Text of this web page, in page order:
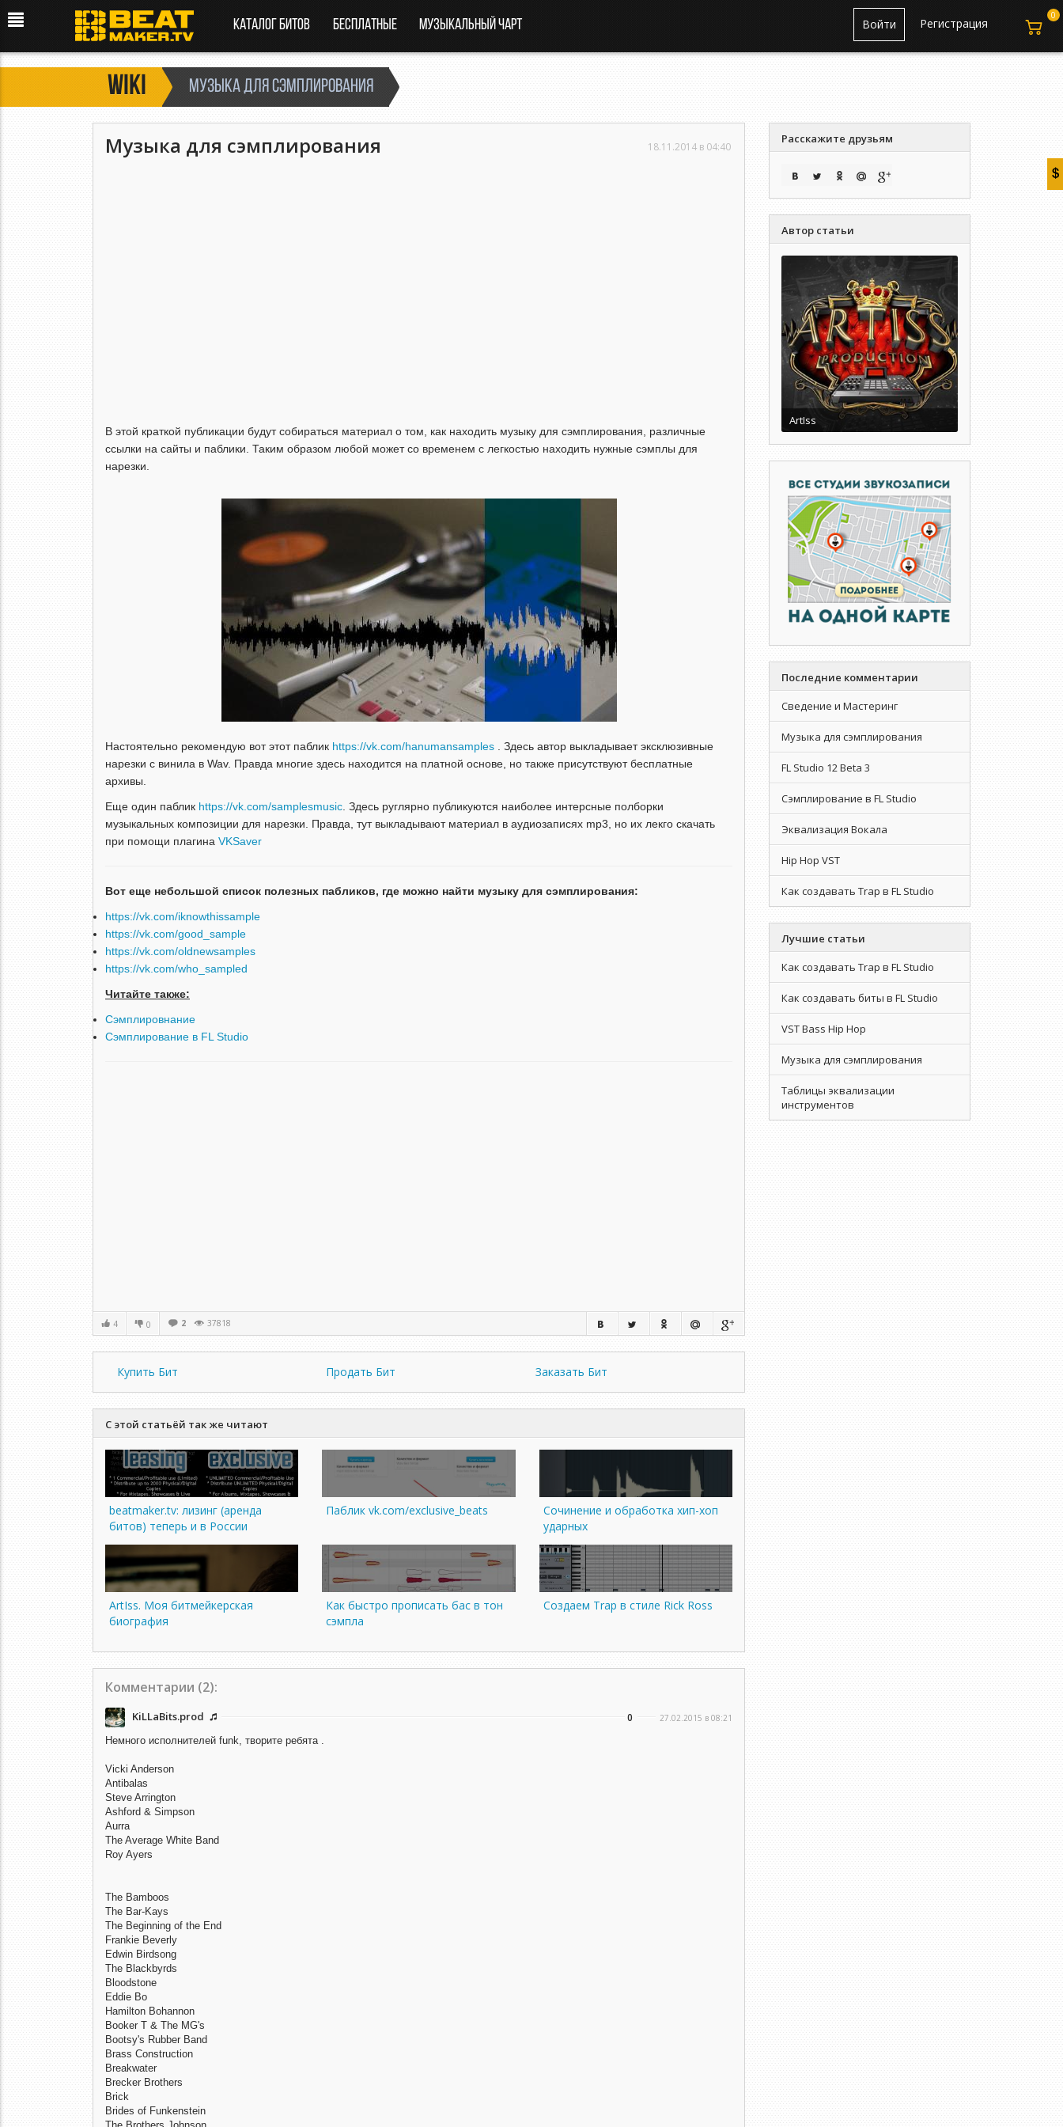
Каталог битов Бесплатные Музыкальный чарт Регистрация
Войти
Wiki Музыка для сэмплирования
Музыка для сэмплирования 18.11.2014 в 04:40
В этой краткой публикации будут собираться материал о том, как находить музыку для сэмплирования, различные
ссылки на сайты и паблики. Таким образом любой может со временем с легкостью находить нужные сэмплы для
нарезки.
Настоятельно рекомендую вот этот паблик https://vk.com/hanumansamples . Здесь автор выкладывает эксклюзивные
нарезки с винила в Wav. Правда многие здесь находится на платной основе, но также присутствуют бесплатные
архивы.
Еще один паблик https://vk.com/samplesmusic . Здесь руглярно публикуются наиболее интерсные полборки
музыкальных композиции для нарезки. Правда, тут выкладывают материал в аудиозаписях mp3, но их лекго скачать
при помощи плагина VKSaver
Вот еще небольшой список полезных пабликов, где можно найти музыку для сэмплирования:
https://vk.com/iknowthissample
https://vk.com/good_sample
https://vk.com/oldnewsamples
https://vk.com/who_sampled
Читайте также:
Сэмплировнание
Сэмплирование в FL Studio
4 0 2 37818
Купить Бит Продать Бит Заказать Бит
С этой статьёй так же читают
beatmaker.tv: лизинг (аренда
битов) теперь и в России
Паблик vk.com/exclusive_beats
Сочинение и обработка хип-хоп
ударных
ArtIss. Моя битмейкерская
биография
Как быстро прописать бас в тон
сэмпла
Создаем Trap в стиле Rick Ross
Комментарии (2):
KiLLaBits.prod 0 27.02.2015 в 08:21
Немного исполнителей funk, творите ребята .
Vicki Anderson
Antibalas
Steve Arrington
Ashford & Simpson
Aurra
The Average White Band
Roy Ayers
The Bamboos
The Bar-Kays
The Beginning of the End
Frankie Beverly
Edwin Birdsong
The Blackbyrds
Bloodstone
Eddie Bo
Hamilton Bohannon
Booker T & The MG's
Bootsy's Rubber Band
Brass Construction
Breakwater
Brecker Brothers
Brick
Brides of Funkenstein
Расскажите друзьям
Автор статьи
ArtIss
Последние комментарии
Сведение и Мастеринг
Музыка для сэмплирования
FL Studio 12 Beta 3
Сэмплирование в FL Studio
Эквализация Вокала
Hip Hop VST
Как создавать Trap в FL Studio
Лучшие статьи
Как создавать Trap в FL Studio
Как создавать биты в FL Studio
VST Bass Hip Hop
Музыка для сэмплирования
Таблицы эквализации
инструментов
0